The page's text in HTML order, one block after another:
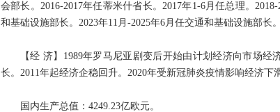
会部长。2016-2017年任蒂米什省长。2017年1-6月任总理。
和基础设施部长。2023年11月-2025年6月任交通和基础设施部长
【经 济】1989年罗马尼亚剧变后开始由计划经济向市场
长。2011年起经济企稳回升。2020年受新冠肺炎疫情影响经济下
国内生产总值：4249.23亿欧元。